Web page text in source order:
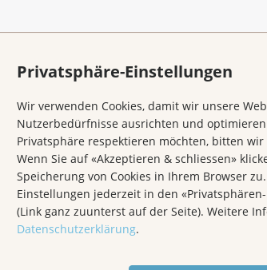
Privatsphäre-Einstellungen
Wir verwenden Cookies, damit wir unsere
Nutzerbedürfnisse ausrichten und
Privatsphäre respektieren möchten, bitten
Wenn Sie auf «Akzeptieren & schliessen»
Speicherung von Cookies in Ihrem Browser
Einstellungen jederzeit in den
(Link ganz zuunterst auf der Seite). Weitere
Datenschutzerklärung.